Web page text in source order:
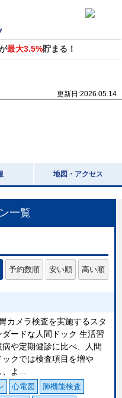
最大3.5%貯まる！
更新日:2026.05.14
地図・アクセス
一覧
予約数順 安い順 高い順
カメラ検査を実施するスタ
ダードな人間ドック 生活習
病や定期健診に比べ、人間
ックでは検査項目を増や
、よ...
心電図
肺機能検査